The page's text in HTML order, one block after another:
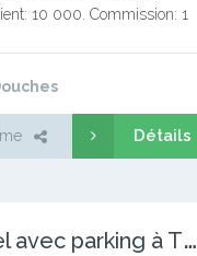
10 000. Commission: 1
Détails
V
aste appartement individuel avec parking à Tkc. 2 chambres